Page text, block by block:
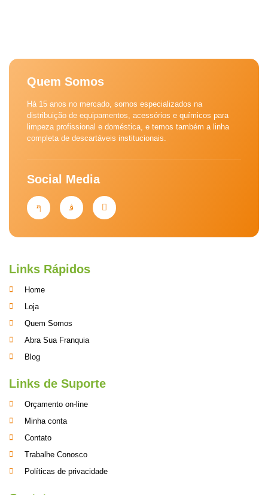
Quem Somos
Há 15 anos no mercado, somos especializados na
distribuição de equipamentos, acessórios e químicos para
limpeza profissional e doméstica, e temos também a linha
completa de descartáveis institucionais.
Social Media
Links Rápidos
Home
Loja
Quem Somos
Abra Sua Franquia
Blog
Links de Suporte
Orçamento on-line
Minha conta
Contato
Trabalhe Conosco
Políticas de privacidade